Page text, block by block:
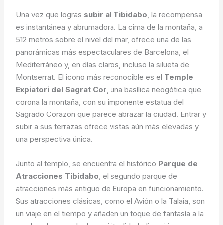
Una vez que logras subir al Tibidabo, la recompensa
es instantánea y abrumadora. La cima de la montaña, a
512 metros sobre el nivel del mar, ofrece una de las
panorámicas más espectaculares de Barcelona, el
Mediterráneo y, en días claros, incluso la silueta de
Montserrat. El icono más reconocible es el Temple
Expiatori del Sagrat Cor, una basílica neogótica que
corona la montaña, con su imponente estatua del
Sagrado Corazón que parece abrazar la ciudad. Entrar y
subir a sus terrazas ofrece vistas aún más elevadas y
una perspectiva única.
Junto al templo, se encuentra el histórico Parque de
Atracciones Tibidabo, el segundo parque de
atracciones más antiguo de Europa en funcionamiento.
Sus atracciones clásicas, como el Avión o la Talaia, son
un viaje en el tiempo y añaden un toque de fantasía a la